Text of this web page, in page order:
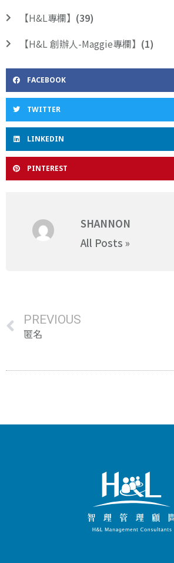
【H&L專欄】 (39)
【H&L 創辦人-Maggie專欄】 (1)
FACEBOOK
TWITTER
LINKEDIN
PINTEREST
SHANNON
All Posts »
PREVIOUS
匿名